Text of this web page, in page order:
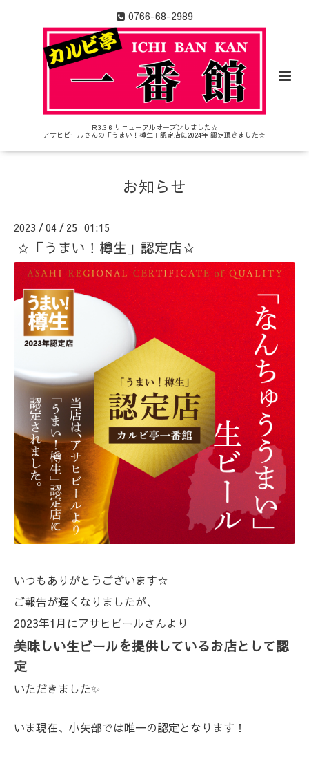
0766-68-2989
Ｒ3.3.6 リニューアルオープンしました☆
アサヒビールさんの「うまい！樽生」認定店に2024年 認定頂きました☆
お知らせ
2023 /04 / 25 01:15
☆「うまい！樽生」認定店☆
いつもありがとうございます☆
ご報告が遅くなりましたが、
2023年1月にアサヒビールさんより
美味しい生ビールを提供しているお店として認
定
いただきました✨
いま現在、小矢部では唯一の認定となります！